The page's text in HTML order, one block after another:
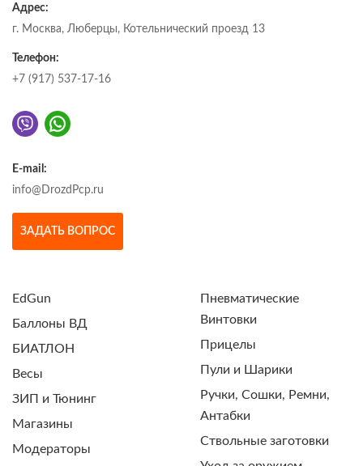
Адрес:
г. Москва, Люберцы, Котельнический проезд 13
Телефон:
+7 (917) 537-17-16
E-mail:
info@DrozdPcp.ru
ЗАДАТЬ ВОПРОС
EdGun
Баллоны ВД
БИАТЛОН
Весы
ЗИП и Тюнинг
Магазины
Модераторы
Пневматические
Винтовки
Прицелы
Пули и Шарики
Ручки, Сошки, Ремни,
Антабки
Ствольные заготовки